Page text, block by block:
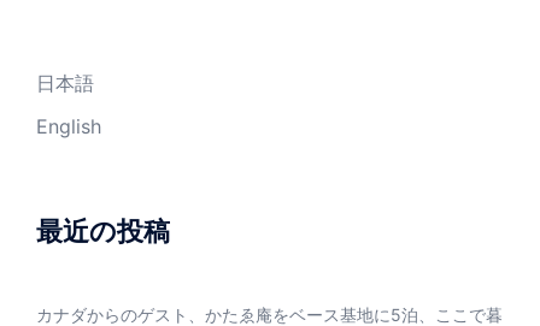
日本語
English
最近の投稿
カナダからのゲスト、かたゑ庵をベース基地に5泊、ここで暮